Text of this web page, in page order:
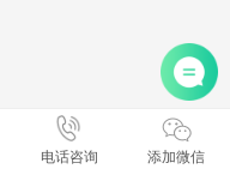
电话咨询 添加微信